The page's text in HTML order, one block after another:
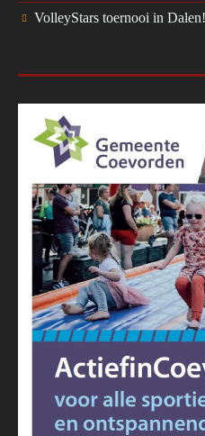
VolleyStars toernooi in Dalen!